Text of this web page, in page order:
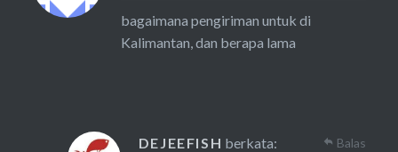
bagaimana pengiriman untuk di
Kalimantan, dan berapa lama
DEJEEFISH berkata: Balas